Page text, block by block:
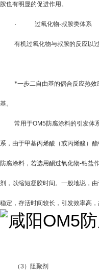
胺也有明显的促进作用。
· 过氧化物-叔胺类体系
有机过氧化物与叔胺的反应以
*一步二自由基的偶合反应热
基。
常用于OM5防腐涂料的引发体
系，由于甲基丙烯酸（或丙烯酸）
防腐涂料 ，若选用酮过氧化物-钴盐
剂，以缩短凝胶时间。一般地说，
稳定，存活时间较长，引发效率高
（3 ）阻聚剂